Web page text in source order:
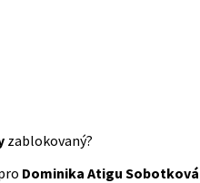
zablokovaný?
Dominika Atigu Sobotková